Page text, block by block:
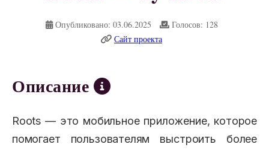
Опубликовано: 03.06.2025
Голосов: 128
Сайт проекта
Описание
Roots — это мобильное приложение, которое
помогает пользователям выстроить более